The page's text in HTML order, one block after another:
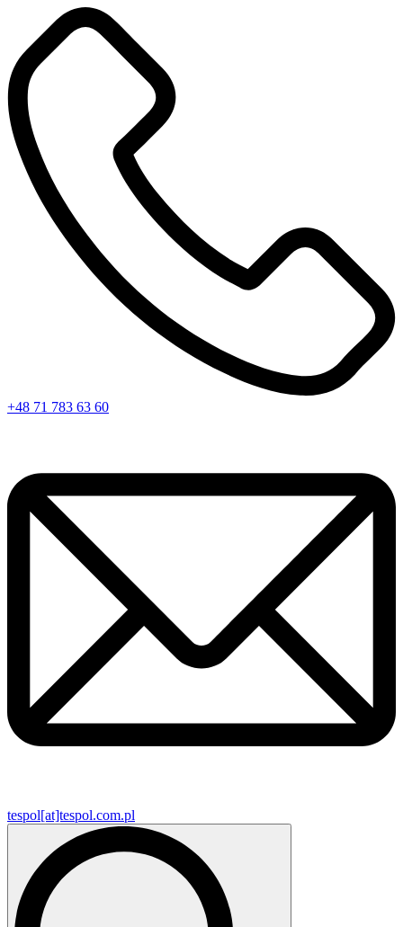
+48 71 783 63 60
tespol[at]tespol.com.pl
Search